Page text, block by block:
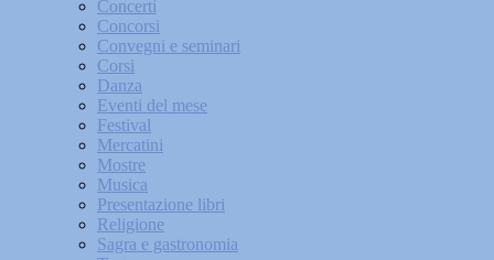
Concerti
Concorsi
Convegni e seminari
Corsi
Danza
Eventi del mese
Festival
Mercatini
Mostre
Musica
Presentazione libri
Religione
Sagra e gastronomia